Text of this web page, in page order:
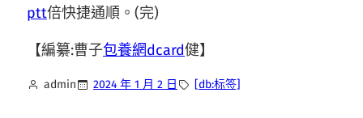
ptt倍快捷通順。(完)
【編纂:曹子包養網dcard健】
admin 2024 年 1 月 2 日 [db:标签]